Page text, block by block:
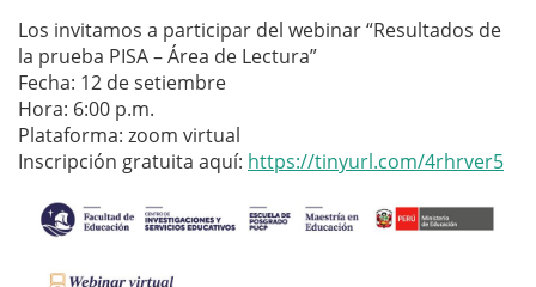
Los invitamos a participar del webinar “Resultados de
la prueba PISA – Área de Lectura”
Fecha: 12 de setiembre
Hora: 6:00 p.m.
Plataforma: zoom virtual
Inscripción gratuita aquí: https://tinyurl.com/4rhrver5